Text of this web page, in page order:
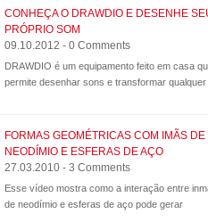
CONHEÇA O DRAWDIO E DESENHE
PRÓPRIO SOM
09.10.2012 - 0 Comments
DRAWDIO é um equipamento feito em casa
permite desenhar sons e transformar qualquer
FORMAS GEOMÉTRICAS COM IMÃS DE
NEODÍMIO E ESFERAS DE AÇO
27.03.2010 - 3 Comments
Esse vídeo mostra como a interação entre
de neodímio e esferas de aço pode gerar